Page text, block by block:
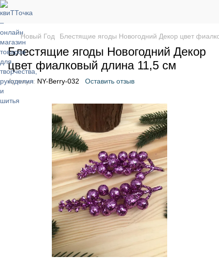
Новый Год Блестящие ягоды Новогодний Декор цвет
Блестящие ягоды Новогодний Декор
цвет фиалковый длина 11,5 см
Артикул: NY-Berry-032 Оставить отзыв